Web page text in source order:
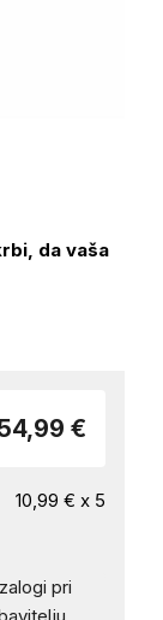
da vaša
€
10,99 € x 5
pri